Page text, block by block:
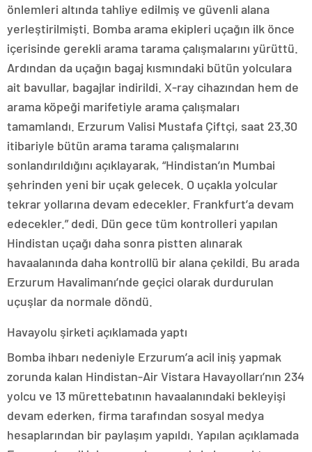
önlemleri altında tahliye edilmiş ve güvenli alana
yerleştirilmişti. Bomba arama ekipleri uçağın ilk önce
içerisinde gerekli arama tarama çalışmalarını yürüttü.
Ardından da uçağın bagaj kısmındaki bütün yolculara
ait bavullar, bagajlar indirildi. X-ray cihazından hem de
arama köpeği marifetiyle arama çalışmaları
tamamlandı. Erzurum Valisi Mustafa Çiftçi, saat 23.30
itibariyle bütün arama tarama çalışmalarını
sonlandırıldığını açıklayarak, “Hindistan’ın Mumbai
şehrinden yeni bir uçak gelecek. O uçakla yolcular
tekrar yollarına devam edecekler. Frankfurt’a devam
edecekler.” dedi. Dün gece tüm kontrolleri yapılan
Hindistan uçağı daha sonra pistten alınarak
havaalanında daha kontrollü bir alana çekildi. Bu arada
Erzurum Havalimanı’nde geçici olarak durdurulan
uçuşlar da normale döndü.
Havayolu şirketi açıklamada yaptı
Bomba ihbarı nedeniyle Erzurum’a acil iniş yapmak
zorunda kalan Hindistan-Air Vistara Havayolları’nın 234
yolcu ve 13 mürettebatının havaalanındaki bekleyişi
devam ederken, firma tarafından sosyal medya
hesaplarından bir paylaşım yapıldı. Yapılan açıklamada